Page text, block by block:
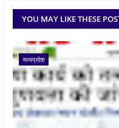
YOU MAY LIKE THESE
मध्यप्रदेश